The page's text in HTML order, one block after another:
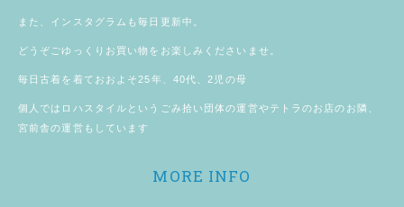
また、 インスタグラム も毎日更新中。
どうぞごゆっくりお買い物をお楽しみくださいませ。
毎日古着を着ておおよそ25年、40代、2児の母
個人では ロハスタイル というごみ拾い団体の運営やテトラのお店のお隣、
宮前舎の運営もしています
MORE INFO